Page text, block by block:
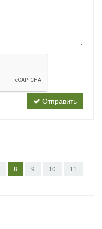
Отправить
8 9 10 11